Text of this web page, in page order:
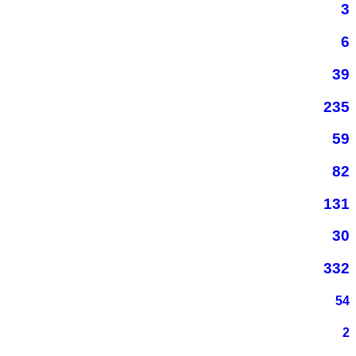
3
6
39
235
59
82
131
30
332
54
2